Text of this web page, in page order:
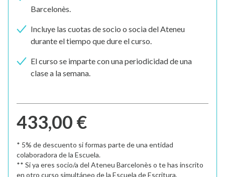
Barcelonès.
Incluye las cuotas de socio o socia del Ateneu
durante el tiempo que dure el curso.
El curso se imparte con una periodicidad de una
clase a la semana.
433,00 €
* 5% de descuento si formas parte de una entidad
colaboradora de la Escuela.
** Si ya eres socio/a del Ateneu Barcelonès o te has inscrito
en otro curso simultáneo de la Escuela de Escritura,